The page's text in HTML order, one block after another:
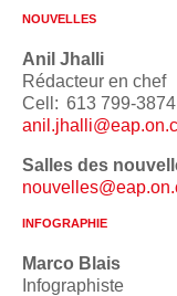
NOUVELLES
Anil Jhalli
Rédacteur en chef
Cell: 613 799-3874
Salles des
INFOGRAPHIE
Marco Blais
Infographiste